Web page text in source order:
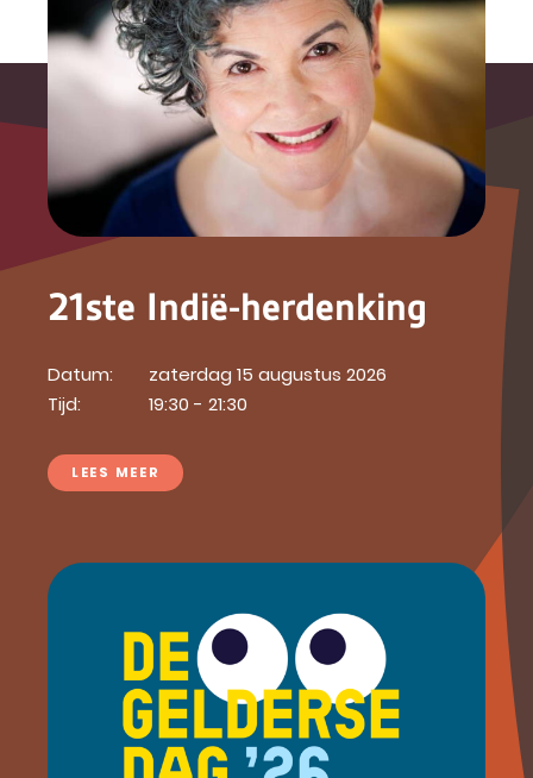
21ste Indië-herdenking
Datum:
Tijd:
zaterdag 15 augustus 2026
19:30 - 21:30
LEES MEER